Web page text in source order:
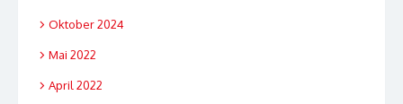
Oktober 2024
Mai 2022
April 2022